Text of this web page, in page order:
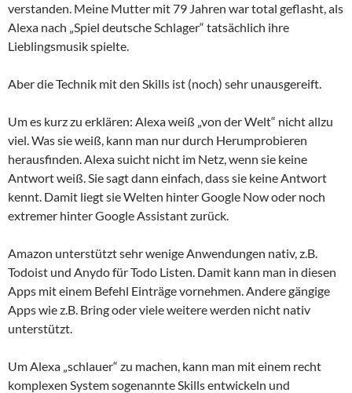
verstanden. Meine Mutter mit 79 Jahren war total geflasht, als
Alexa nach „Spiel deutsche Schlager“ tatsächlich ihre
Lieblingsmusik spielte.
Aber die Technik mit den Skills ist (noch) sehr unausgereift.
Um es kurz zu erklären: Alexa weiß „von der Welt“ nicht allzu
viel. Was sie weiß, kann man nur durch Herumprobieren
herausfinden. Alexa suicht nicht im Netz, wenn sie keine
Antwort weiß. Sie sagt dann einfach, dass sie keine Antwort
kennt. Damit liegt sie Welten hinter Google Now oder noch
extremer hinter Google Assistant zurück.
Amazon unterstützt sehr wenige Anwendungen nativ, z.B.
Todoist und Anydo für Todo Listen. Damit kann man in diesen
Apps mit einem Befehl Einträge vornehmen. Andere gängige
Apps wie z.B. Bring oder viele weitere werden nicht nativ
unterstützt.
Um Alexa „schlauer“ zu machen, kann man mit einem recht
komplexen System sogenannte Skills entwickeln und